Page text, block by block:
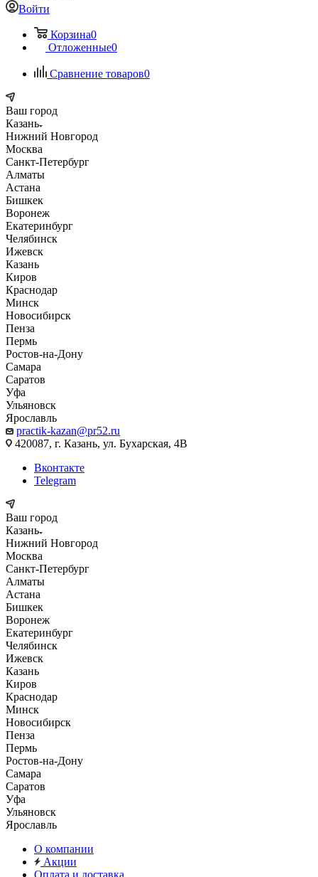
Войти
Корзина0
Отложенные0
Сравнение товаров0
Ваш город
Казань
Нижний Новгород
Москва
Санкт-Петербург
Алматы
Астана
Бишкек
Воронеж
Екатеринбург
Челябинск
Ижевск
Казань
Киров
Краснодар
Минск
Новосибирск
Пенза
Пермь
Ростов-на-Дону
Самара
Саратов
Уфа
Ульяновск
Ярославль
practik-kazan@pr52.ru
420087, г. Казань, ул. Бухарская, 4В
Вконтакте
Telegram
Ваш город
Казань
Нижний Новгород
Москва
Санкт-Петербург
Алматы
Астана
Бишкек
Воронеж
Екатеринбург
Челябинск
Ижевск
Казань
Киров
Краснодар
Минск
Новосибирск
Пенза
Пермь
Ростов-на-Дону
Самара
Саратов
Уфа
Ульяновск
Ярославль
О компании
Акции
Оплата и доставка